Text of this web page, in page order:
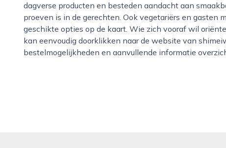
dagverse producten en besteden aandacht aan
proeven is in de gerechten. Ook vegetariërs en gasten
geschikte opties op de kaart. Wie zich vooraf wil
kan eenvoudig doorklikken naar de website van
bestelmogelijkheden en aanvullende informatie